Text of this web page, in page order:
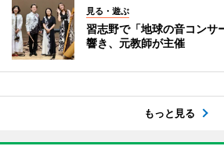
見る・遊ぶ
習志野で「地球の音コンサ
響き、元教師が主催
もっと見る